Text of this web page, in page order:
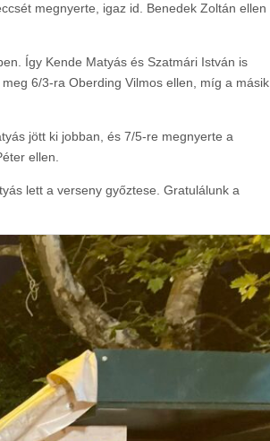
megnyerte, igaz id. Benedek Zoltán ellen
Így Kende Matyás és Szatmári István is
6/3-ra Oberding Vilmos ellen, míg a másik
jött ki jobban, és 7/5-re megnyerte a
ellen.
lett a verseny győztese. Gratulálunk a